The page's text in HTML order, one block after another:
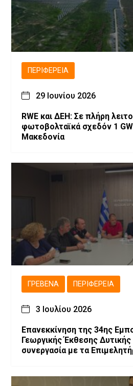
ΠΕΡΙΦΈΡΕΙΑ
29 Ιουνίου 2026
RWE και ΔΕΗ: Σε πλήρη
φωτοβολταϊκά σχεδόν 1
Μακεδονία
ΓΡΕΒΕΝΆ ΠΕΡΙΦΈΡΕΙΑ
3 Ιουλίου 2026
Επανεκκίνηση της 34ης
Γεωργικής Έκθεσης
συνεργασία με τα